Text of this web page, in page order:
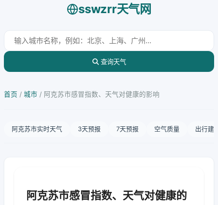
sswzrr天气网
查询天气
首页 / 城市 / 阿克苏市感冒指数、天气对健康的影响
阿克苏市实时天气 3天预报 7天预报 空气质量 出行建
阿克苏市感冒指数、天气对健康的